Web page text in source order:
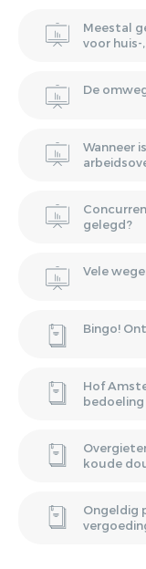
Meestal
voor
De
Wanneer
gelegd?
Vele
Bingo!
Hof
koude
Ongeldig